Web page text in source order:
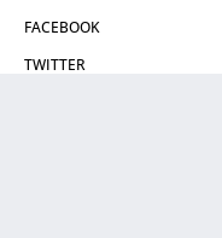
FACEBOOK
TWITTER